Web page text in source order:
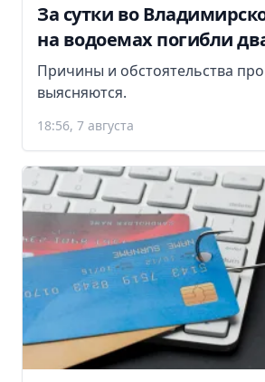
За сутки во
на водоемах погибли
Причины и обстоятельства
выясняются.
18:56, 7 августа